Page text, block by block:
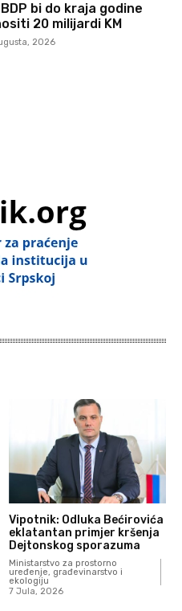
bi do kraja godine
20 milijardi KM
2026
Vipotnik: Odluka Bećirovića
eklatantan primjer kršenja
Dejtonskog sporazuma
Ministarstvo za prostorno
uređenje, građevinarstvo i
ekologiju
7 Jula, 2026